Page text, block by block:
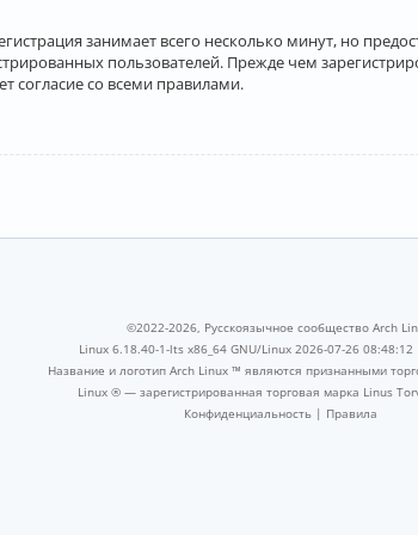
занимает всего несколько минут, но
пользователей. Прежде чем
согласие со всеми правилами.
©2022-2026, Русскоязычное сообщество Arch
Linux 6.18.40-1-lts x86_64 GNU/Linux 2026-07-26 08:48:12
Название и логотип Arch Linux ™ являются признанными
Linux ® — зарегистрированная торговая марка Linus
Конфиденциальность | Правила